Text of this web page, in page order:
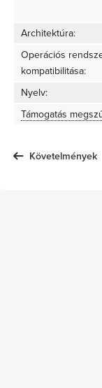
Architektúra:
Operációs
kompatibilitása:
Nyelv:
Támogatás
Követelmények